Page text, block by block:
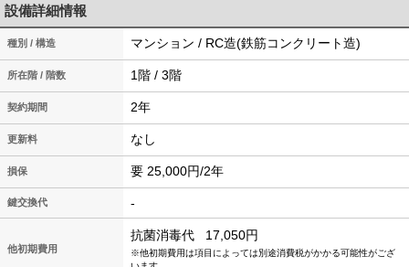
設備詳細情報
種別 / 構造 マンション / RC造(鉄筋コンクリート造)
所在階 / 階数 1階 / 3階
契約期間 2年
更新料 なし
損保 要 25,000円/2年
鍵交換代 -
他初期費用
抗菌消毒代 17,050円
※他初期費用は項目によっては別途消費税がかかる可能性がござ